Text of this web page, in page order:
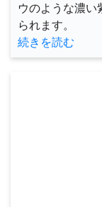
ウのような濃
られます。
続きを読む